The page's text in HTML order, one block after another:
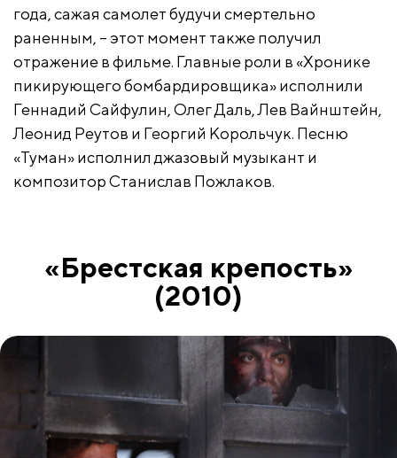
года, сажая самолет будучи смертельно
раненным, – этот момент также получил
отражение в фильме. Главные роли в «Хронике
пикирующего бомбардировщика» исполнили
Геннадий Сайфулин, Олег Даль, Лев Вайнштейн,
Леонид Реутов и Георгий Корольчук. Песню
«Туман» исполнил джазовый музыкант и
композитор Станислав Пожлаков.
«Брестская крепость»
(2010)